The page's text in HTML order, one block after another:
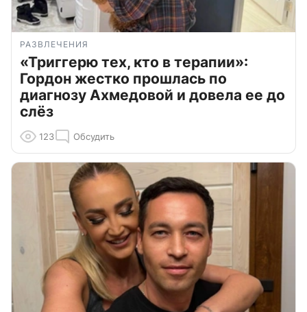
РАЗВЛЕЧЕНИЯ
«Триггерю тех, кто в терапии»:
Гордон жестко прошлась по
диагнозу Ахмедовой и довела ее до
слёз
123 Обсудить